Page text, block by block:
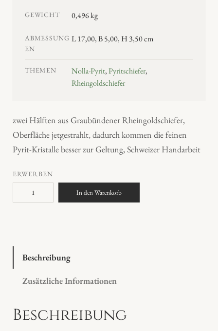
GEWICHT 0,496 kg
ABMESSUNG
EN
L 17,00, B 5,00, H 3,50 cm
THEMEN Nolla-Pyrit,Pyritschiefer,
Rheingoldschiefer
zwei Hälften aus Graubündener Rheingoldschiefer,
Oberfläche jetgestrahlt, dadurch kommen die feinen
Pyrit-Kristalle besser zur Geltung, Schweizer Handarbeit
ERWERBEN
h
o
s
In den Warenkorb
Beschreibung
Zusätzliche Informationen
Beschreibung